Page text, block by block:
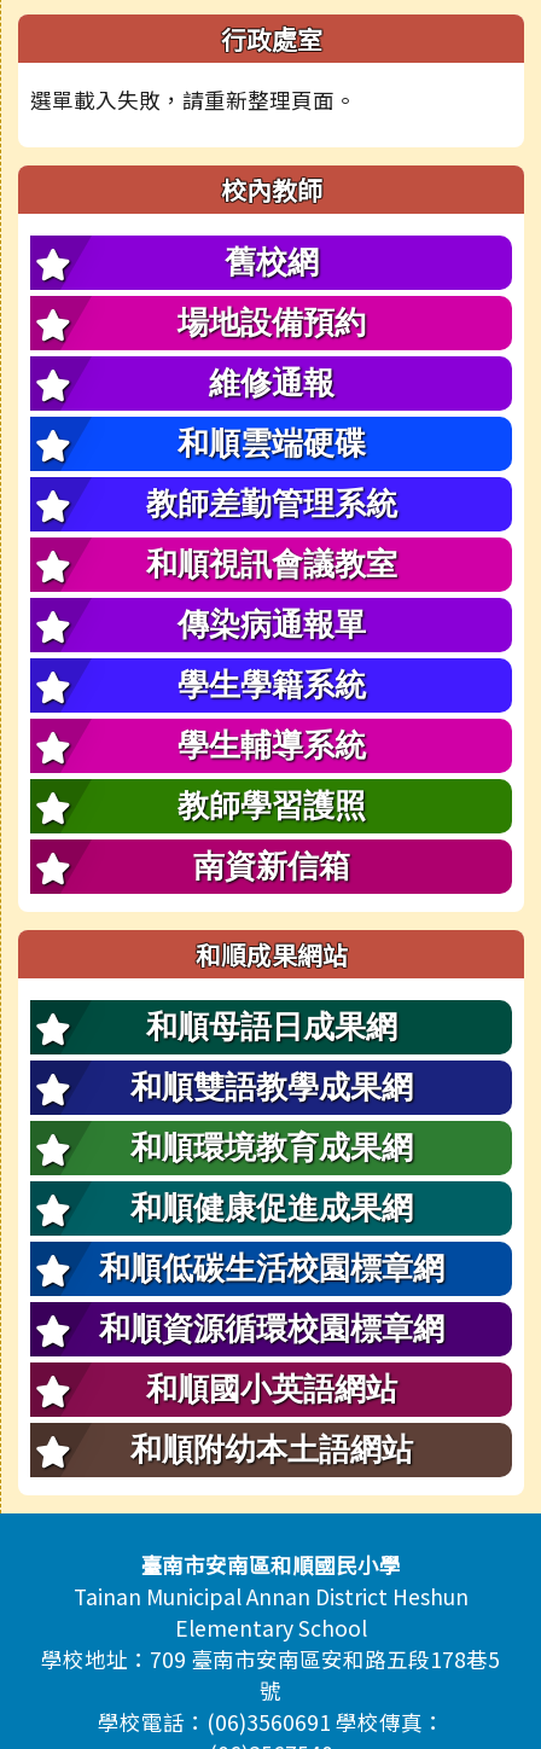
行政處室
選單載入失敗，請重新整理頁面。
校內教師
舊校網
場地設備預約
維修通報
和順雲端硬碟
教師差勤管理系統
和順視訊會議教室
傳染病通報單
學生學籍系統
學生輔導系統
教師學習護照
南資新信箱
和順成果網站
和順母語日成果網
和順雙語教學成果網
和順環境教育成果網
和順健康促進成果網
和順低碳生活校園標章網
和順資源循環校園標章網
和順國小英語網站
和順附幼本土語網站
頁尾區域內容臺南市安南區和順國民小學
Tainan Municipal Annan District Heshun
Elementary School
學校地址：709 臺南市安南區安和路五段178巷5
號
學校電話：(06)3560691 學校傳真：